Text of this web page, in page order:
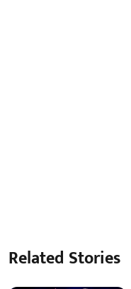
Related Stories